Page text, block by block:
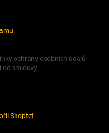
ochrany osobních údajů
od smlouvy
Shoptet